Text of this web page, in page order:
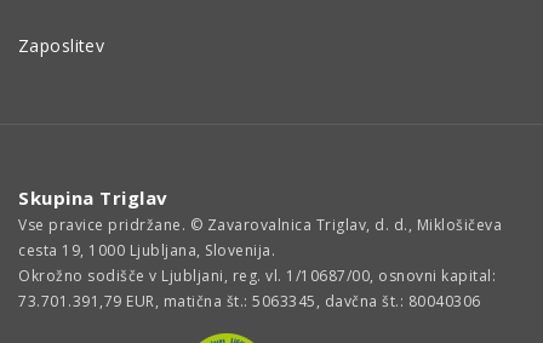
Zaposlitev
Skupina Triglav
Vse pravice pridržane. © Zavarovalnica Triglav, d. d., Miklošičeva
cesta 19, 1000 Ljubljana, Slovenija.
Okrožno sodišče v Ljubljani, reg. vl. 1/10687/00, osnovni kapital:
73.701.391,79 EUR, matična št.: 5063345, davčna št.: 80040306